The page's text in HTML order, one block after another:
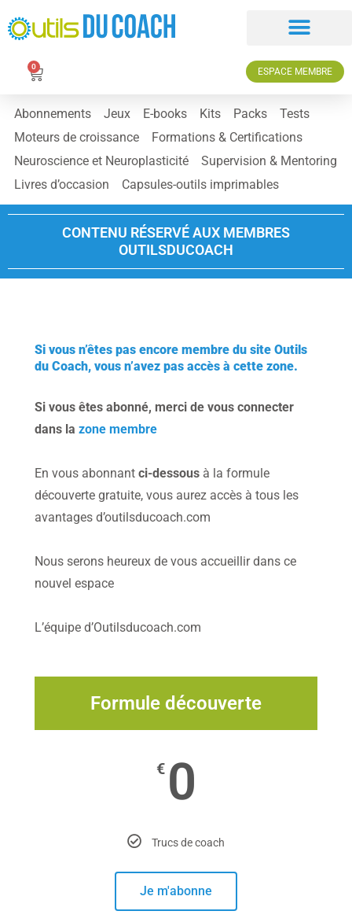
0 ESPACE MEMBRE
Abonnements Jeux E-books Kits Packs
Tests
Moteurs de croissance
Formations & Certifications
Neuroscience et Neuroplasticité
Supervision & Mentoring
Livres d’occasion
Capsules-outils imprimables
CONTENU RÉSERVÉ AUX MEMBRES
OUTILSDUCOACH
Si vous n’êtes pas encore membre du site Outils
du Coach, vous n’avez pas accès à cette zone.
Si vous êtes abonné, merci de vous connecter
dans lazone membre
En vous abonnantci-dessous à la formule
découverte gratuite, vous aurez accès à tous les
avantages d’outilsducoach.com
Nous serons heureux de vous accueillir dans ce
nouvel espace
L’équipe d’Outilsducoach.com
Formule découverte
€ 0
Trucs de coach
Je m'abonne